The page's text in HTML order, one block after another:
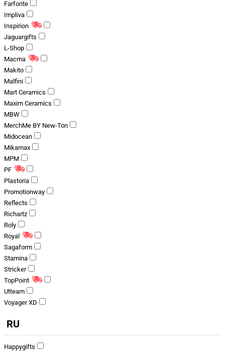
Farforite
Impliva
Inspirion
Jaguargifts
L-Shop
Macma
Makito
Malfini
Mart Ceramics
Maxim Ceramics
MBW
MerchMe BY New-Ton
Midocean
Mikamax
MPM
PF
Plastoria
Promotionway
Reflects
Richartz
Roly
Royal
Sagaform
Stamina
Stricker
TopPoint
Utteam
Voyager XD
RU
Happygifts